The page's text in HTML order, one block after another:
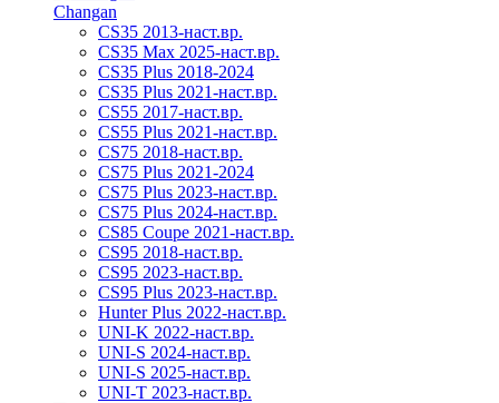
Changan
CS35 2013-наст.вр.
CS35 Max 2025-наст.вр.
CS35 Plus 2018-2024
CS35 Plus 2021-наст.вр.
CS55 2017-наст.вр.
CS55 Plus 2021-наст.вр.
CS75 2018-наст.вр.
CS75 Plus 2021-2024
CS75 Plus 2023-наст.вр.
CS75 Plus 2024-наст.вр.
CS85 Coupe 2021-наст.вр.
CS95 2018-наст.вр.
CS95 2023-наст.вр.
CS95 Plus 2023-наст.вр.
Hunter Plus 2022-наст.вр.
UNI-K 2022-наст.вр.
UNI-S 2024-наст.вр.
UNI-S 2025-наст.вр.
UNI-T 2023-наст.вр.